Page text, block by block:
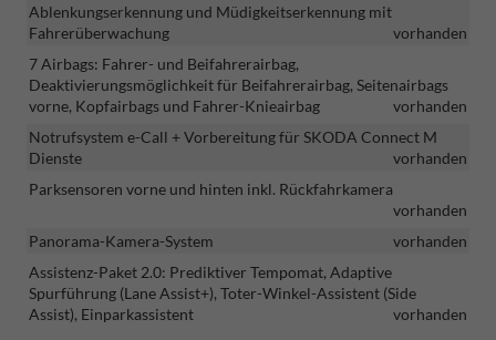
Ablenkungserkennung und Müdigkeitserkennung mit
Fahrerüberwachung
vorhanden
7 Airbags: Fahrer- und Beifahrerairbag,
Deaktivierungsmöglichkeit für Beifahrerairbag, Seitenairbags
vorne, Kopfairbags und Fahrer-Knieairbag
vorhanden
Notrufsystem e-Call + Vorbereitung für SKODA Connect M
Dienste
vorhanden
Parksensoren vorne und hinten inkl. Rückfahrkamera
vorhanden
Panorama-Kamera-System
vorhanden
Assistenz-Paket 2.0: Prediktiver Tempomat, Adaptive
Spurführung (Lane Assist+), Toter-Winkel-Assistent (Side
Assist), Einparkassistent
vorhanden